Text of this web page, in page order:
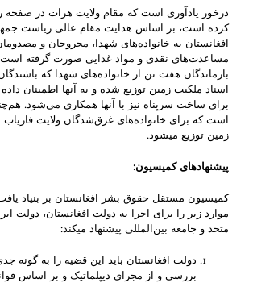
درخور یادآوری است که ‌مقام ولایت هرات در صفحه
کرده است، ‌بر اساس هدایت مقام عالی ریاست
افغانستان به خانواده‌های شهدا، مجروحان و
مساعدت‌های نقدی و مواد غذایی صورت گرفته
بازماند‌گان هفت تن از خانواده‌های شهدا که
اسناد ملکیت زمین توزیع شده و به آنها اطمینان
برای ساخت سرپناه نیز با آنها همکاری می‌شو‌د.
است که برای خانواده‌های غرق‌شدگان ولایت فاریاب‌
زمین توزیع می­شود.
پیشنهادهای کمیسیون:
کمیسیون مستقل حقوق بشر افغانستان بر بنیاد
موارد زیر را برای اجرا به دولت افغانستان، دولت
متحد و جامعه بین‌المللی پیشنهاد می­کند‌:
دولت افغانستان باید این قضیه را به گونه
‌بررسی‌ و از مجرای دیپلماتیک و بر اساس